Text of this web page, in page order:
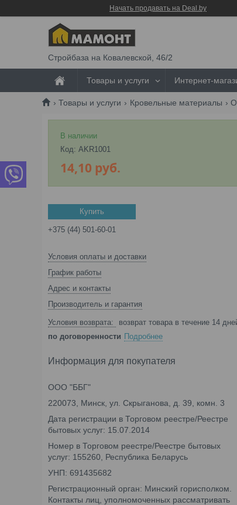
Начать продавать на Deal.by
Стройбаза на Ковалевской, 46/2
Товары и услуги Интернет-
Товары и услуги Кровельные материалы
В наличии
Код: AKR1001
14,10 руб.
Купить
+375 (44) 501-60-01
Условия оплаты и доставки
График работы
Адрес и контакты
Производитель и гарантия
возврат товара в течение 14
по договоренности Подробнее
Информация для покупателя
ООО "ББГ"
220073, Минск, ул. Скрыганова, д. 39, комн. 3
Дата регистрации в Торговом реестре/Реестре
бытовых услуг: 15.07.2014
Номер в Торговом реестре/Реестре бытовых
услуг: 155260, Республика Беларусь
УНП: 691435682
Регистрационный орган: Минский горисполком.
Контакты лиц, уполномоченных рассматривать